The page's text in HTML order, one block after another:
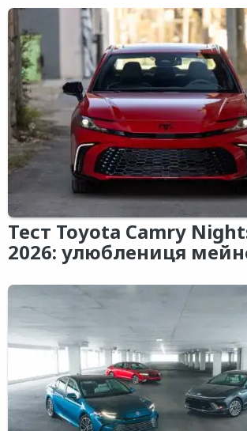
Тест Toyota Camry
2026: улюблениця